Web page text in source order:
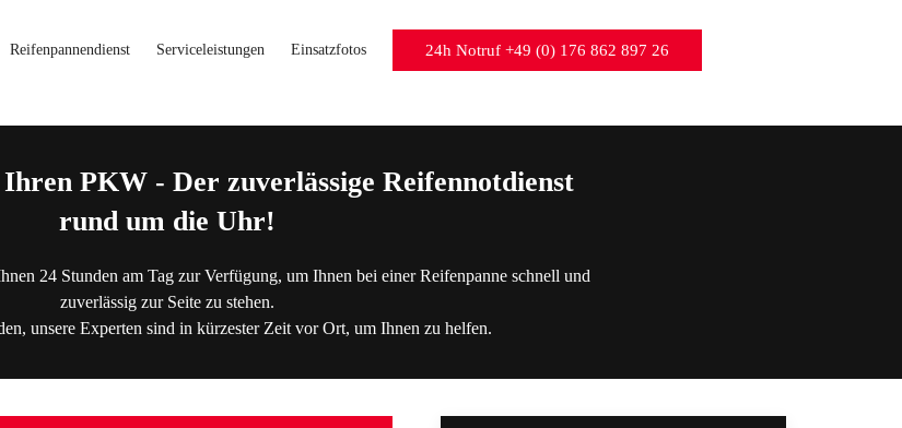
Reifenpannendienst Serviceleistungen Einsatzfotos 24h Notruf +49 (0) 176 862 897 26
PKW - Der zuverlässige Reifennotdienst
rund um die Uhr!
24 Stunden am Tag zur Verfügung, um Ihnen bei einer Reifenpanne schnell und
zuverlässig zur Seite zu stehen.
unsere Experten sind in kürzester Zeit vor Ort, um Ihnen zu helfen.